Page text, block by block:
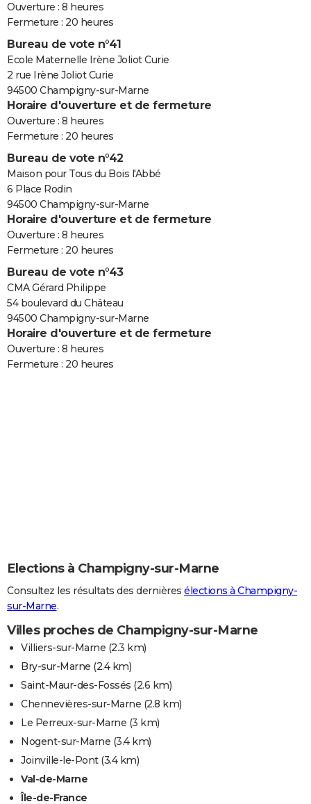
Ouverture : 8 heures
Fermeture : 20 heures
Bureau de vote n°41
Ecole Maternelle Irène Joliot Curie
2 rue Irène Joliot Curie
94500 Champigny-sur-Marne
Horaire d'ouverture et de fermeture
Ouverture : 8 heures
Fermeture : 20 heures
Bureau de vote n°42
Maison pour Tous du Bois l'Abbé
6 Place Rodin
94500 Champigny-sur-Marne
Horaire d'ouverture et de fermeture
Ouverture : 8 heures
Fermeture : 20 heures
Bureau de vote n°43
CMA Gérard Philippe
54 boulevard du Château
94500 Champigny-sur-Marne
Horaire d'ouverture et de fermeture
Ouverture : 8 heures
Fermeture : 20 heures
Elections à Champigny-sur-Marne
Consultez les résultats des dernières élections à Champigny-
sur-Marne.
Villes proches de Champigny-sur-Marne
Villiers-sur-Marne (2.3 km)
Bry-sur-Marne (2.4 km)
Saint-Maur-des-Fossés (2.6 km)
Chennevières-sur-Marne (2.8 km)
Le Perreux-sur-Marne (3 km)
Nogent-sur-Marne (3.4 km)
Joinville-le-Pont(3.4 km)
Val-de-Marne
Île-de-France